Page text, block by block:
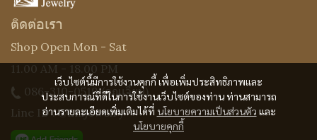
เว็บไซต์นี้มีการใช้งานคุกกี้ เพื่อเพิ่มประสิทธิภาพและ
ประสบการณ์ที่ดีในการใช้งานเว็บไซต์ของท่าน ท่านสามารถ
อ่านรายละเอียดเพิ่มเติมได้ที่ นโยบายความเป็นส่วนตัว และ
นโยบายคุกกี้
ติดต่อเรา
Shop Open Mon - Sat
11.00 AM - 18.00 PM
086-310-0519(คุณเจี๊ยบ)
Line ID : @Lnijewelry